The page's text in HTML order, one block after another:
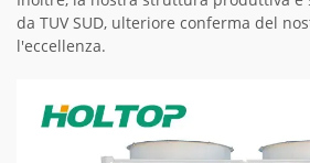
da TUV SUD, ulteriore conferma del
l'eccellenza.